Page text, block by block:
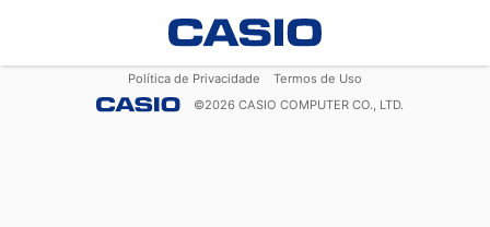
Política de Privacidade
Termos de Uso
©2026 CASIO COMPUTER CO., LTD.